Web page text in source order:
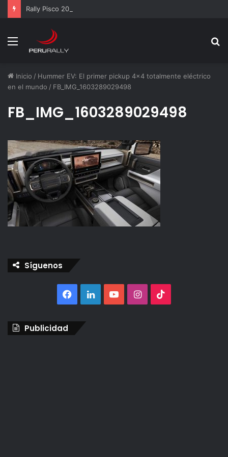
Rally Pisco 2026: todo listo para la gran final del RallyACP
Menú
Inicio / Hummer EV: El primer pickup 4x4 totalmente eléctrico
en el mundo / FB_IMG_1603289029498
FB_IMG_1603289029498
Síguenos
Facebook
LinkedInYouTubeInstagram
Publicidad